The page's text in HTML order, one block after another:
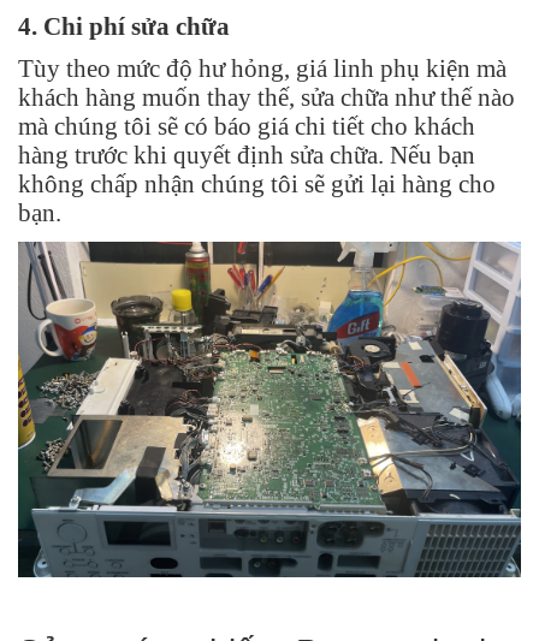
4. Chi phí sửa chữa
Tùy theo mức độ hư hỏng, giá linh phụ kiện mà
khách hàng muốn thay thế, sửa chữa như thế nào
mà chúng tôi sẽ có báo giá chi tiết cho khách
hàng trước khi quyết định sửa chữa. Nếu bạn
không chấp nhận chúng tôi sẽ gửi lại hàng cho
bạn.